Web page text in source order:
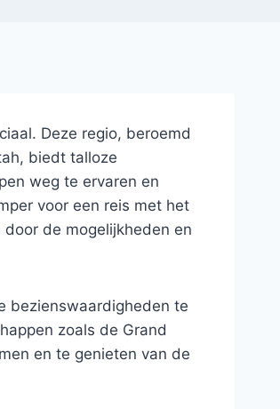
Deze regio, beroemd
biedt talloze
weg te ervaren en
voor een reis met het
de mogelijkheden en
bezienswaardigheden te
zoals de Grand
en te genieten van de